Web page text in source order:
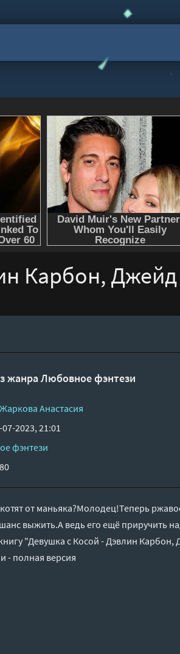
Карбон,
жанраЛюбовное фэнтези
Жаркова Анастасия
2023, 21:01
фэнтези
от маньяка?Молодец!Теперь
выжить.А ведь его ещё приручить
"Девушка с Косой - Дэвлин
- полная версия